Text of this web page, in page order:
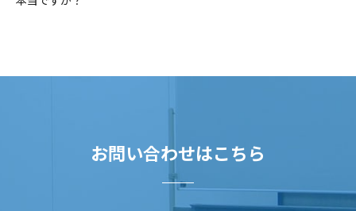
お問い合わせはこちら